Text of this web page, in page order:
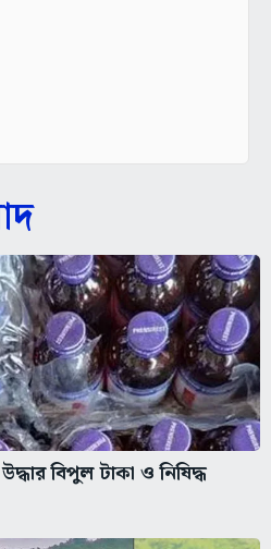
বিপুল টাকা ও নিষিদ্ধ